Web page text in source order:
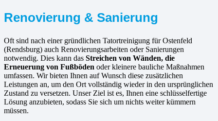
Renovierung & Sanierung
Oft sind nach einer gründlichen Tatortreinigung für Ostenfeld
(Rendsburg) auch Renovierungsarbeiten oder Sanierungen
notwendig. Dies kann das Streichen von Wänden, die
Erneuerung von Fußböden oder kleinere bauliche Maßnahmen
umfassen. Wir bieten Ihnen auf Wunsch diese zusätzlichen
Leistungen an, um den Ort vollständig wieder in den ursprünglichen
Zustand zu versetzen. Unser Ziel ist es, Ihnen eine schlüsselfertige
Lösung anzubieten, sodass Sie sich um nichts weiter kümmern
müssen.